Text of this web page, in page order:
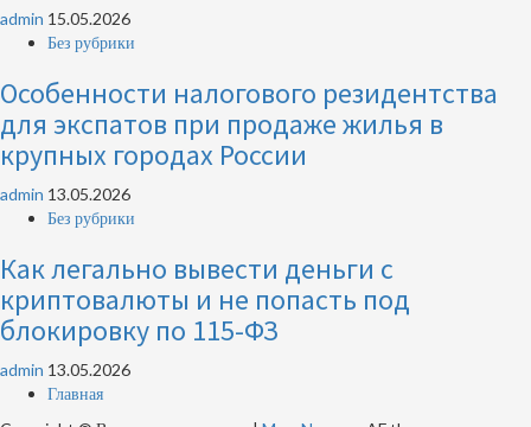
admin 15.05.2026
Без рубрики
Особенности налогового резидентства
для экспатов при продаже жилья в
крупных городах России
admin 13.05.2026
Без рубрики
Как легально вывести деньги с
криптовалюты и не попасть под
блокировку по 115-ФЗ
admin 13.05.2026
Главная